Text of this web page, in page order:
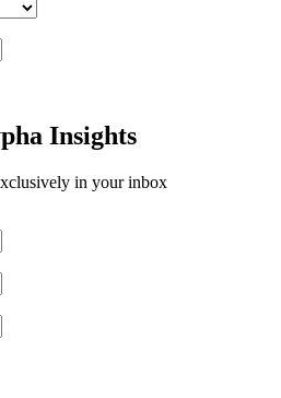
Insights
in your inbox